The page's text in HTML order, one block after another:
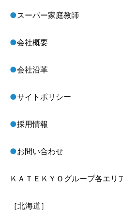
●スーパー家庭教師
●会社概要
●会社沿革
●サイトポリシー
●採用情報
●お問い合わせ
ＫＡＴＥＫＹＯグループ各エリ
［北海道］